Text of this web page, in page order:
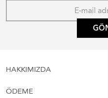
HAKKIMIZDA
ÖDEME